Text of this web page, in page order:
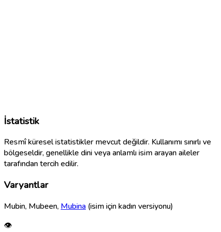
İstatistik
Resmî küresel istatistikler mevcut değildir. Kullanımı sınırlı ve
bölgeseldir, genellikle dini veya anlamlı isim arayan aileler
tarafından tercih edilir.
Varyantlar
Mubin, Mubeen, Mubina (isim için kadın versiyonu)
👁